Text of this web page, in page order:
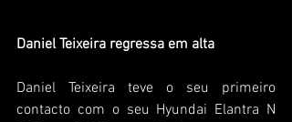
Daniel Teixeira regressa em alta
Daniel Teixeira teve o seu primeiro
contacto com o seu Hyundai Elantra N